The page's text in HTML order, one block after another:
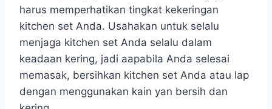
harus memperhatikan tingkat kekeringan
kitchen set Anda. Usahakan untuk selalu
menjaga kitchen set Anda selalu dalam
keadaan kering, jadi aapabila Anda selesai
memasak, bersihkan kitchen set Anda atau lap
dengan menggunakan kain yan bersih dan